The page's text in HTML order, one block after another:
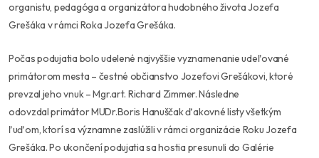
organistu, pedagóga a organizátora hudobného života Jozefa
Grešáka v rámci Roka Jozefa Grešáka.
Počas podujatia bolo udelené najvyššie vyznamenanie udeľované
primátorom mesta – čestné občianstvo Jozefovi Grešákovi, ktoré
prevzal jeho vnuk – Mgr.art. Richard Zimmer. Následne
odovzdalprimátor MUDr.Boris Hanuščak ďakovné listy všetkým
ľuďom, ktorí sa významne zaslúžili v rámci organizácie Roku Jozefa
Grešáka. Po ukončení podujatia sa hostia presunuli do Galérie